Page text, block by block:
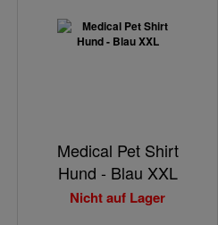
Medical Pet Shirt
Hund - Blau XXL
Nicht auf Lager